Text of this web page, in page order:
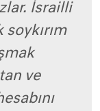
İsrailli
ve